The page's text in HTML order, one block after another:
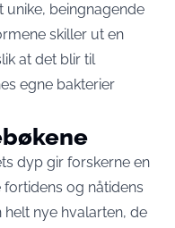
unike, beingnagende
skiller ut en
at det blir til
egne bakterier
dyp gir forskerne en
og nåtidens
helt nye hvalarten, de